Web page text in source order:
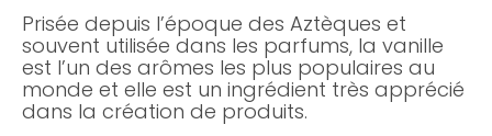
Prisée depuis l’époque des Aztèques et
souvent utilisée dans les parfums, la vanille
est l’un des arômes les plus populaires au
monde et elle est un ingrédient très apprécié
dans la création de produits.